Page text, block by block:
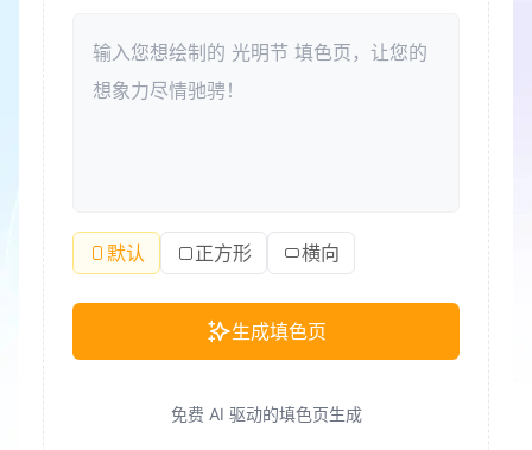
默认 正方形 横向
生成填色页
免费 AI 驱动的填色页生成